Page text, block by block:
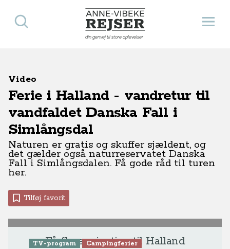
Anne-Vibeke Rejser
din genvej til store oplevelser
Åbn
Søg
Video
Ferie i Halland - vandretur til
vandfaldet Danska Fall i
Simlångsdal
Naturen er gratis og skuffer sjældent, og
det gælder også naturreservatet Danska
Fall i Simlångsdalen. Få gode råd til turen
her.
Tilføj favorit
Få flere rejsetips til Halland
TV-program Campingferier